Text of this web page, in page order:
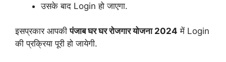
उसके बाद Login हो जाएगा.
इसप्रकार आपकीपंजाब घर घर रोजगार योजना 2024 में Login
की प्रक्रिया पूरी हो जायेगी.